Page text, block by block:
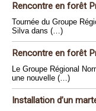
Rencontre en forêt
Tournée du Groupe
Silva dans (…)
Rencontre en forêt
Le Groupe Régional
une nouvelle (…)
Installation d’un